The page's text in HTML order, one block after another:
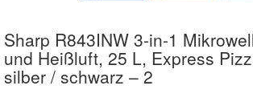
Sharp R843INW 3-in-1
und Heißluft, 25 L, Express
silber / schwarz – 2